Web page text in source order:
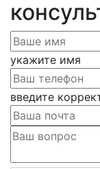
укажите имя
введите